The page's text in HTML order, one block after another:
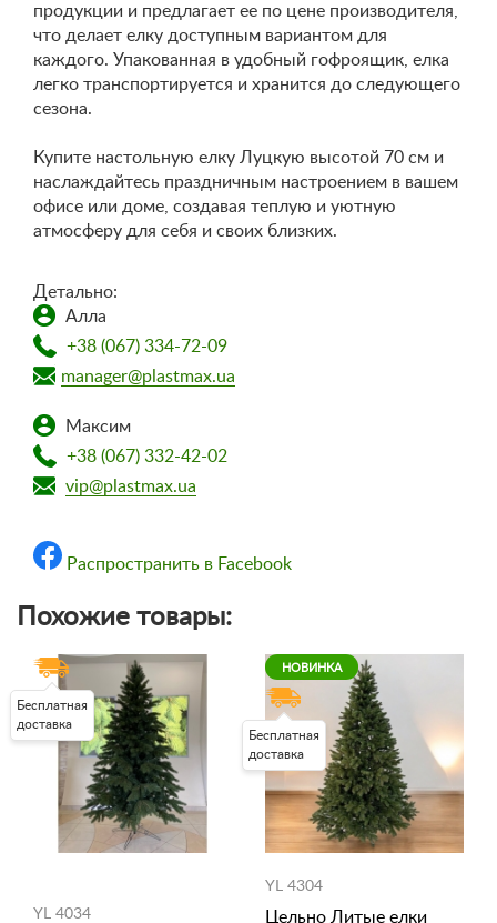
продукции и предлагает ее по цене производителя,
что делает елку доступным вариантом для
каждого. Упакованная в удобный гофроящик, елка
легко транспортируется и хранится до следующего
сезона.
Купите настольную елку Луцкую высотой 70 см и
наслаждайтесь праздничным настроением в вашем
офисе или доме, создавая теплую и уютную
атмосферу для себя и своих близких.
Детально:
Алла
+38 (067) 334-72-09
manager@plastmax.ua
Максим
+38 (067) 332-42-02
vip@plastmax.ua
Распространить в Facebook
Похожие товары:
Бесплатная
доставка
YL 4034
НОВИНКА
Бесплатная
доставка
YL 4304
Цельно Литые елки